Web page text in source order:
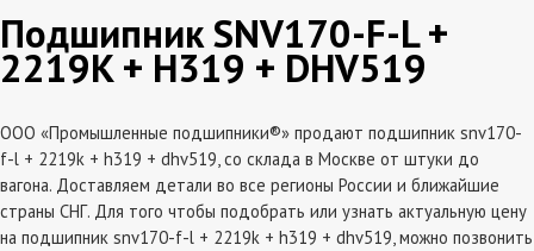
Подшипник SNV170-F-L +
2219K + H319 + DHV519
ООО «Промышленные подшипники®» продают подшипник snv170-
f-l + 2219k + h319 + dhv519, со склада в Москве от штуки до
вагона. Доставляем детали во все регионы России и ближайшие
страны СНГ. Для того чтобы подобрать или узнать актуальную цену
на подшипник snv170-f-l + 2219k + h319 + dhv519, можно позвонить